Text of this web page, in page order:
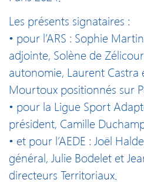
Les présents signataires :
• pour l’ARS : Sophie
adjointe, Solène de
autonomie, Laurent Castra
Mourtoux positionnés sur
• pour la Ligue Sport
président, Camille
• et pour l’AEDE : Joël
général, Julie Bodelet et
directeurs Territoriaux.